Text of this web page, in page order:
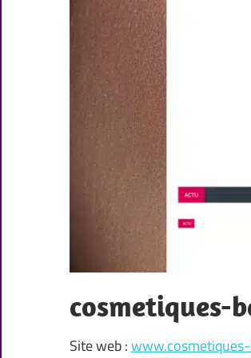
cosmetiques-
Site web :